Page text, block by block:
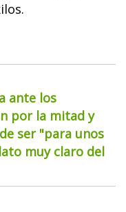
ante los
por la mitad y
ser "para unos
muy claro del